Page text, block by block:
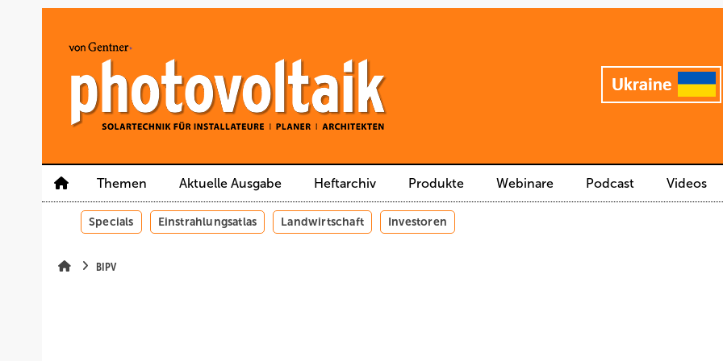
Themen Aktuelle Ausgabe Heftarchiv Produkte Webinare Podcast Videos
Specials Einstrahlungsatlas Landwirtschaft Investoren
BIPV